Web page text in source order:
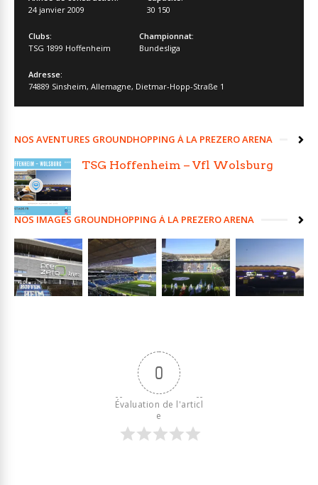
24 janvier 2009
30 150
Clubs:
TSG 1899 Hoffenheim
Championnat:
Bundesliga
Adresse:
74889 Sinsheim, Allemagne, Dietmar-Hopp-Straße 1
NOS AVENTURES GROUNDHOPPING À LA PREZERO ARENA
TSG Hoffenheim – Vfl Wolsburg
NOS IMAGES GROUNDHOPPING À LA PREZERO ARENA
0
Évaluation de l'articl
e